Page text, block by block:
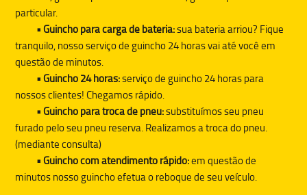
particular.
• Guincho para carga de bateria:sua bateria arriou? Fique
tranquilo, nosso serviço de guincho 24 horas vai até você em
questão de minutos.
• Guincho 24 horas:serviço de guincho 24 horas para
nossos clientes! Chegamos rápido.
• Guincho para troca de pneu:substituímos seu pneu
furado pelo seu pneu reserva. Realizamos a troca do pneu.
(mediante consulta)
• Guincho com atendimento rápido:em questão de
minutos nosso guincho efetua o reboque de seu veículo.